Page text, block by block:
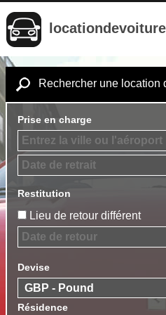
Rechercher une location
Prise en charge
Restitution
Lieu de retour différent
Devise
Résidence